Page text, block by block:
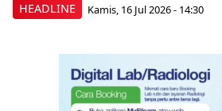
HEADLINE Kamis, 16 Jul 2026 - 14:30